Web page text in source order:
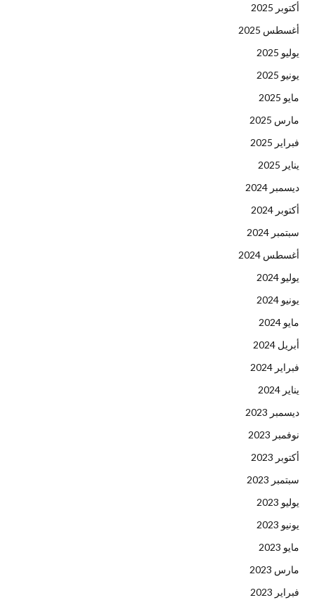
أكتوبر 2025
أغسطس 2025
يوليو 2025
يونيو 2025
مايو 2025
مارس 2025
فبراير 2025
يناير 2025
ديسمبر 2024
أكتوبر 2024
سبتمبر 2024
أغسطس 2024
يوليو 2024
يونيو 2024
مايو 2024
أبريل 2024
فبراير 2024
يناير 2024
ديسمبر 2023
نوفمبر 2023
أكتوبر 2023
سبتمبر 2023
يوليو 2023
يونيو 2023
مايو 2023
مارس 2023
فبراير 2023